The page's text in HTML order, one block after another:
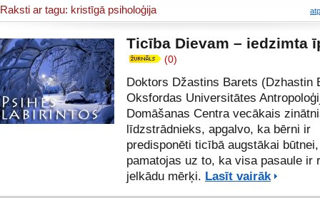
Raksti ar tagu: kristīgā psiholoģija
Ticība Dievam – iedzimta
(0)
Doktors Džastins Barets (Dzhastin
Oksfordas Universitātes
Domāšanas Centra vecākais
līdzstrādnieks, apgalvo, ka bērni ir
predisponēti ticībā augstākai būtnei,
pamatojas uz to, ka visa pasaule ir
jelkādu mērķi. Lasīt vairāk